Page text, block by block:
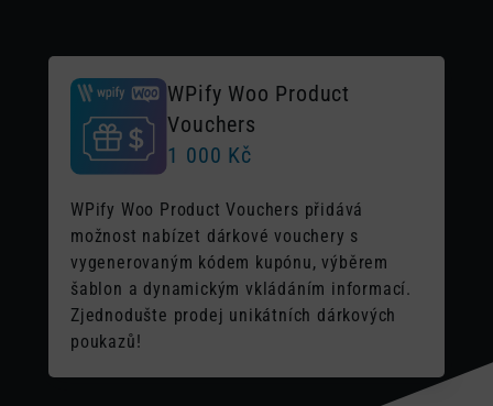
WPify Woo Product
Vouchers
1 000 Kč
WPify Woo Product Vouchers přidává
možnost nabízet dárkové vouchery s
vygenerovaným kódem kupónu, výběrem
šablon a dynamickým vkládáním informací.
Zjednodušte prodej unikátních dárkových
poukazů!